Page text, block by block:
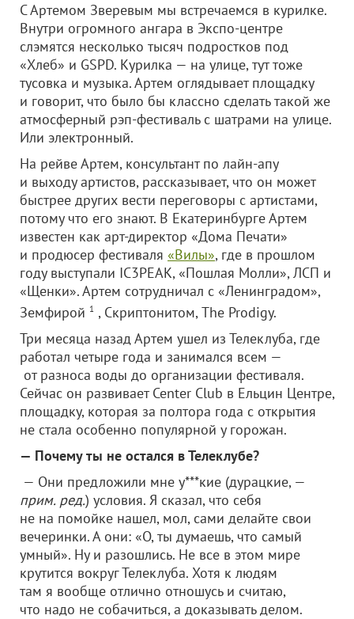
С Артемом Зверевым мы встречаемся в курилке.
Внутри огромного ангара в Экспо-центре
слэмятся несколько тысяч подростков под
«Хлеб» и GSPD. Курилка — на улице, тут тоже
тусовка и музыка. Артем оглядывает площадку
и говорит, что было бы классно сделать такой же
атмосферный рэп-фестиваль с шатрами на улице.
Или электронный.
На рейве Артем, консультант по лайн-апу
и выходу артистов, рассказывает, что он может
быстрее других вести переговоры с артистами,
потому что его знают. В Екатеринбурге Артем
известен как арт-директор «Дома Печати»
и продюсер фестиваля «Вилы», где в прошлом
году выступали IC3PEAK, «Пошлая Молли», ЛСП и
«Щенки». Артем сотрудничал с «Ленинградом»,
Земфирой 1 , Скриптонитом, The Prodigy.
Три месяца назад Артем ушел из Телеклуба, где
работал четыре года и занимался всем —
от разноса воды до организации фестиваля.
Сейчас он развивает Center Club в Ельцин Центре,
площадку, которая за полтора года с открытия
не стала особенно популярной у горожан.
— Почему ты не остался в Телеклубе?
— Они предложили мне у***кие (дурацкие, —
прим. ред.) условия. Я сказал, что себя
не на помойке нашел, мол, сами делайте свои
вечеринки. А они: «О, ты думаешь, что самый
умный». Ну и разошлись. Не все в этом мире
крутится вокруг Телеклуба. Хотя к людям
там я вообще отлично отношусь и считаю,
что надо не собачиться, а доказывать делом.